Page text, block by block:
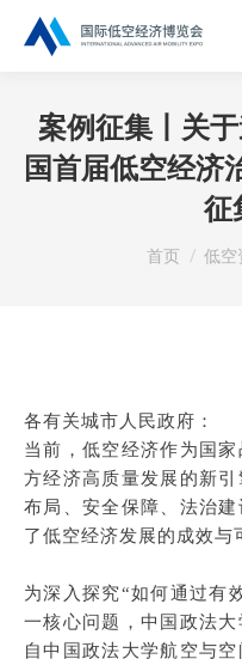
案例征集丨关
国首届低空经济
征
您在这里：
首页 低空
各有关城市人民政府：
当前，低空经济作为国
方经济高质量发展的新
布局、安全保障、法治
了低空经济发展的成效与
为深入探究“如何通过有
一核心问题，中国政法
自中国政法大学航空与